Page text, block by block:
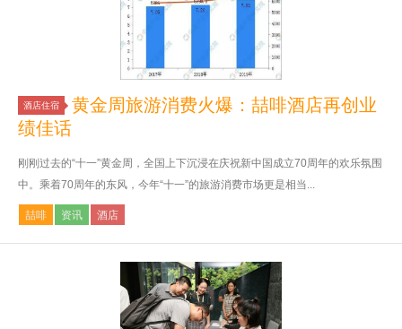
酒店住宿
黄金周旅游消费火爆：喆啡酒店再创业
绩佳话
刚刚过去的“十一”黄金周，全国上下沉浸在庆祝新中国成立70周年的欢乐氛围
中。乘着70周年的东风，今年“十一”的旅游消费市场更是相当...
喆啡 资讯 酒店